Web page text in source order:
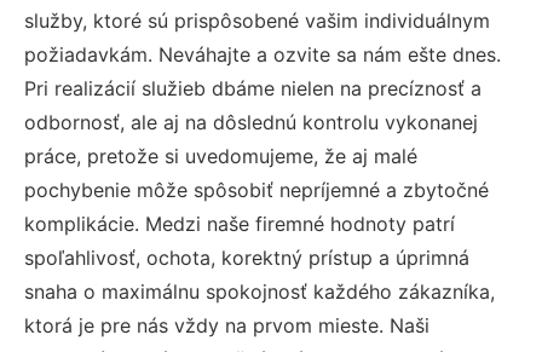
služby, ktoré sú prispôsobené vašim individuálnym
požiadavkám. Neváhajte a ozvite sa nám ešte dnes.
Pri realizácií služieb dbáme nielen na precíznosť a
odbornosť, ale aj na dôslednú kontrolu vykonanej
práce, pretože si uvedomujeme, že aj malé
pochybenie môže spôsobiť nepríjemné a zbytočné
komplikácie. Medzi naše firemné hodnoty patrí
spoľahlivosť, ochota, korektný prístup a úprimná
snaha o maximálnu spokojnosť každého zákazníka,
ktorá je pre nás vždy na prvom mieste. Naši